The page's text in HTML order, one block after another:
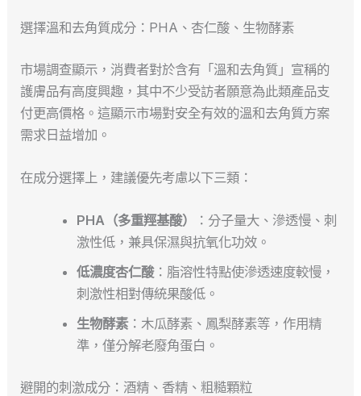
選擇溫和去角質成分：PHA、杏仁酸、生物酵素
市場調查顯示，消費者對於含有「溫和去角質」宣稱的
護膚品有高度興趣，其中不少受訪者願意為此類產品支
付更高價格。這顯示市場對安全有效的溫和去角質方案
需求日益增加。
在成分選擇上，建議優先考慮以下三類：
PHA（多重羥基酸）
：分子量大、滲透慢、刺
激性低，兼具保濕與抗氧化功效。
低濃度杏仁酸：脂溶性特點使滲透速度較慢，
刺激性相對傳統果酸低。
生物酵素：木瓜酵素、鳳梨酵素等，作用精
準，僅分解老廢角蛋白。
避開的刺激成分：酒精、香精、粗糙顆粒